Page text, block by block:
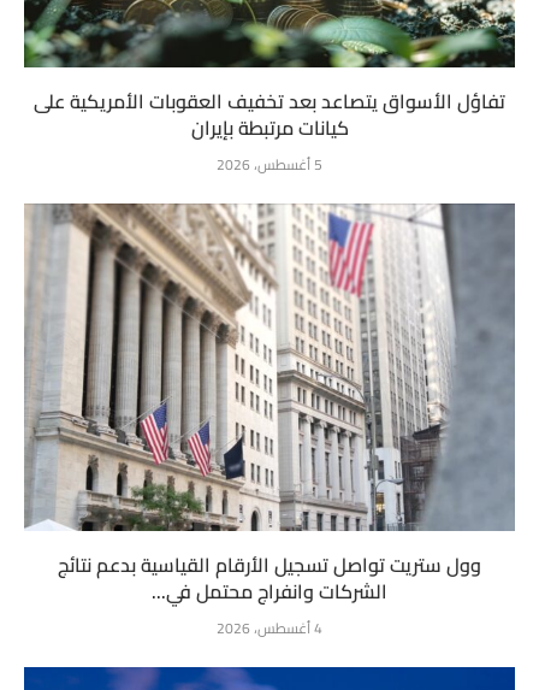
تفاؤل الأسواق يتصاعد بعد تخفيف العقوبات الأمريكية على
كيانات مرتبطة بإيران
5 أغسطس، 2026
وول ستريت تواصل تسجيل الأرقام القياسية بدعم نتائج
الشركات وانفراج محتمل في...
4 أغسطس، 2026